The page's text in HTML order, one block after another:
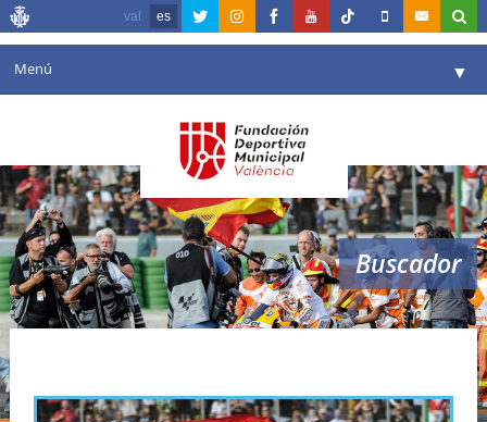
val es
Menú ▼
Agenda
Instalaciones ▼
Comunicación ▼
Valencia en deporte ▼
Reservas
Buscador
novedades